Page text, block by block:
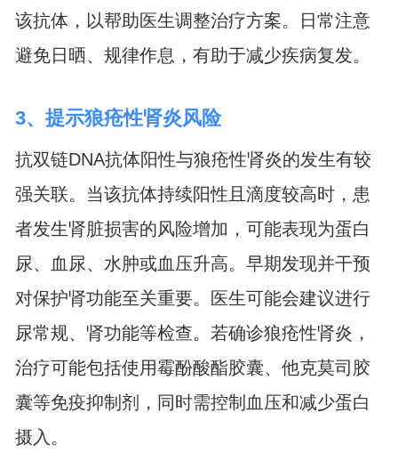
该抗体，以帮助医生调整治疗方案。日常注意
避免日晒、规律作息，有助于减少疾病复发。
3、提示狼疮性肾炎风险
抗双链DNA抗体阳性与狼疮性肾炎的发生有较
强关联。当该抗体持续阳性且滴度较高时，患
者发生肾脏损害的风险增加，可能表现为蛋白
尿、血尿、水肿或血压升高。早期发现并干预
对保护肾功能至关重要。医生可能会建议进行
尿常规、肾功能等检查。若确诊狼疮性肾炎，
治疗可能包括使用霉酚酸酯胶囊、他克莫司胶
囊等免疫抑制剂，同时需控制血压和减少蛋白
摄入。